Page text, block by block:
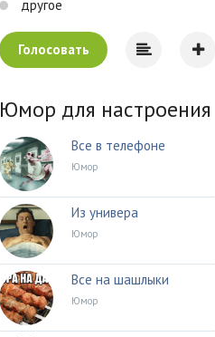
другое
Голосовать
Юмор для настроения
Все в телефоне
Юмор
Из универа
Юмор
Все на шашлыки
Юмор